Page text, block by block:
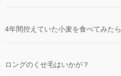
4年間控えていた小麦を食べてみたら
ロングのくせ毛はいかが？